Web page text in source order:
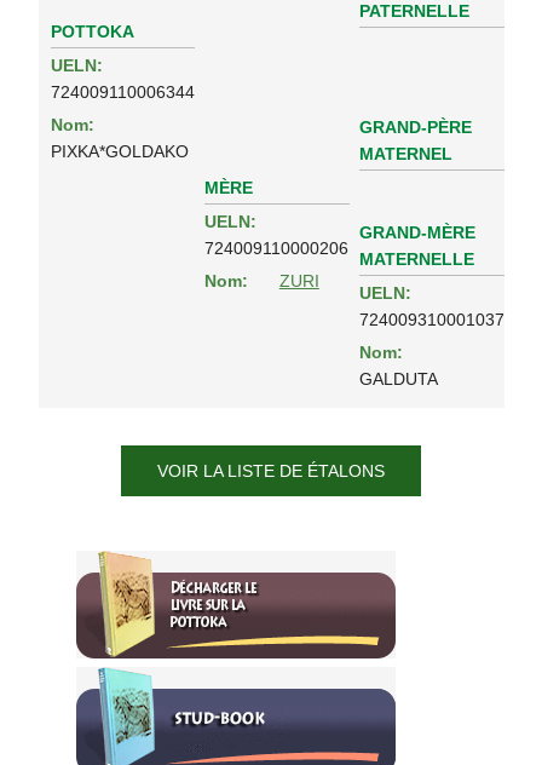
POTTOKA
UELN:
724009110006344
Nom:
PIXKA*GOLDAKO
PATERNELLE
MÈRE
UELN:
724009110000206
Nom:
ZURI
GRAND-PÈRE
MATERNEL
GRAND-MÈRE
MATERNELLE
UELN:
724009310001037
Nom:
GALDUTA
VOIR LA LISTE DE ÉTALONS